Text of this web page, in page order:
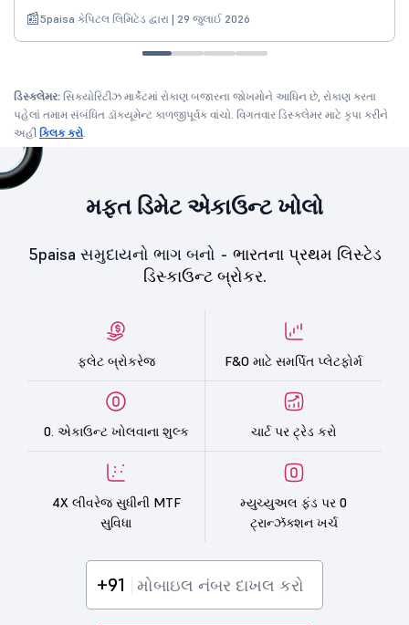
5paisa કેપિટલ લિમિટેડ દ્વારા | 29 જુલાઈ 2026
ડિસ્ક્લેમર: સિક્યોરિટીઝ માર્કેટમાં રોકાણ બજારના જોખમોને આધિન છે, રોકાણ કરતા
પહેલાં તમામ સંબંધિત ડૉક્યૂમેન્ટ કાળજીપૂર્વક વાંચો. વિગતવાર ડિસ્ક્લેમર માટે કૃપા કરીને
અહીં ક્લિક કરો.
મફત ડિમેટ એકાઉન્ટ ખોલો
5paisa સમુદાયનો ભાગ બનો - ભારતના પ્રથમ લિસ્ટેડ
ડિસ્કાઉન્ટ બ્રોકર.
ફ્લેટ બ્રોકરેજ F&O માટે સમર્પિત પ્લેટફોર્મ
0. એકાઉન્ટ ખોલવાના શુલ્ક ચાર્ટ પર ટ્રેડ કરો
4X લીવરેજ સુધીની MTF
સુવિધા
મ્યુચ્યુઅલ ફંડ પર 0
ટ્રાન્ઝૅક્શન ખર્ચ
+91